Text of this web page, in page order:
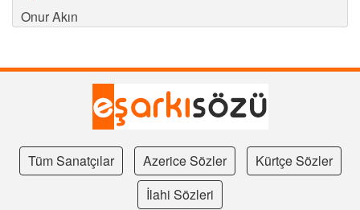
Onur Akın
Tüm Sanatçılar Azerice Sözler
Kürtçe Sözler
İlahi Sözleri